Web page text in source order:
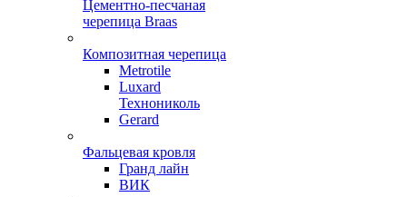
Цементно-песчаная
черепица Braas
Композитная черепица
Metrotile
Luxard
Технониколь
Gerard
Фальцевая кровля
Гранд лайн
ВИК